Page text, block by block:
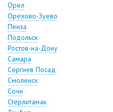
Орел
Орехово-Зуево
Пенза
Подольск
Ростов-на-Дону
Самара
Сергиев Посад
Смоленск
Сочи
Стерлитамак